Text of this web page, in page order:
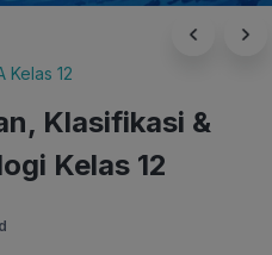
Kelas 12
Klasifikasi &
Kelas 12